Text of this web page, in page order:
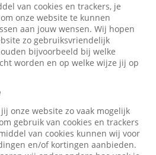
van cookies en trackers, je
onze website te kunnen
aan jouw wensen. Wij hopen
zo gebruiksvriendelijk
bijvoorbeeld bij welke
worden en op welke wijze jij op
onze website zo vaak mogelijk
gebruik van cookies en trackers
van cookies kunnen wij voor
en/of kortingen aanbieden.